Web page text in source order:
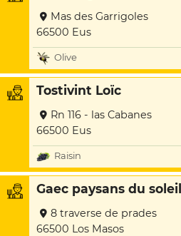
Mas des Garrigoles
66500 Eus
Olive
Tostivint Loïc
Rn 116 - las Cabanes
66500 Eus
Raisin
Gaec paysans du soleil
8 traverse de prades
66500 Los Masos